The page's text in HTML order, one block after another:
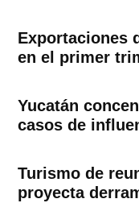
Exportaciones
en el primer
Yucatán
casos de
Turismo de
proyecta